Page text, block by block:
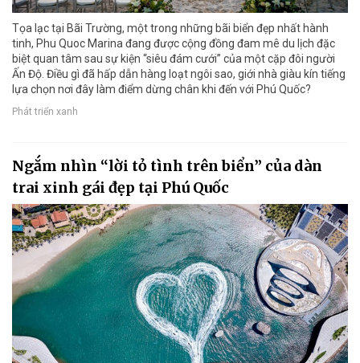
Tọa lạc tại Bãi Trường, một trong những bãi biển đẹp nhất hành
tinh, Phu Quoc Marina đang được cộng đồng đam mê du lịch đặc
biệt quan tâm sau sự kiện “siêu đám cưới” của một cặp đôi người
Ấn Độ. Điều gì đã hấp dẫn hàng loạt ngôi sao, giới nhà giàu kín tiếng
lựa chọn nơi đây làm điểm dừng chân khi đến với Phú Quốc?
Phát triển xanh
Ngắm nhìn “lời tỏ tình trên biển” của dàn
trai xinh gái đẹp tại Phú Quốc